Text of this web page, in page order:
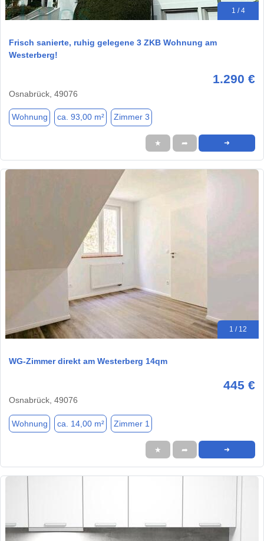
1 / 4
Frisch sanierte, ruhig gelegene 3 ZKB Wohnung am
Westerberg!
1.290 €
Osnabrück, 49076
Wohnung ca. 93,00 m² Zimmer 3
★ ➦ ➜
1 / 12
WG-Zimmer direkt am Westerberg 14qm
445 €
Osnabrück, 49076
Wohnung ca. 14,00 m² Zimmer 1
★ ➦ ➜